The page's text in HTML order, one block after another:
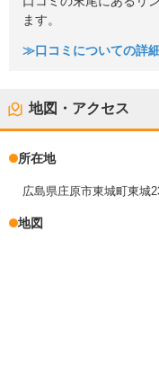
ます。
≫口コミについての詳
地図・アクセス
所在地
広島県庄原市東城町東城
地図